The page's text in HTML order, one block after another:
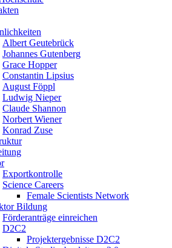
Albert Geutebrück
Johannes Gutenberg
Grace Hopper
Constantin Lipsius
August Föppl
Ludwig Nieper
Claude Shannon
Norbert Wiener
Konrad Zuse
Exportkontrolle
Science Careers
Female Scientists Network
Bildung
Förderanträge einreichen
D2C2
Projektergebnisse D2C2